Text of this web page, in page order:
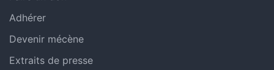
Adhérer
Devenir mécène
Extraits de presse